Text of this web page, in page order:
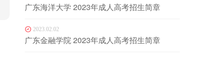
广东海洋大学 2023年成人高考招生简章
2023.02.02
广东金融学院 2023年成人高考招生简章